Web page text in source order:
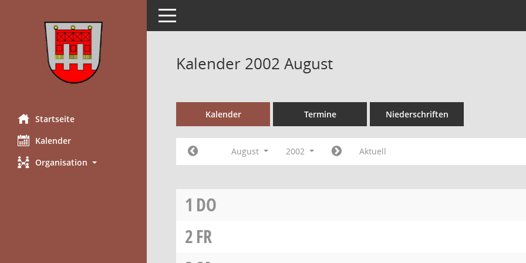
Startseite
Kalender
Organisation
Toggle navigation
Kalender 2002 August
Kalender Termine Niederschriften
August 2002 Aktuell
1 DO
2FR